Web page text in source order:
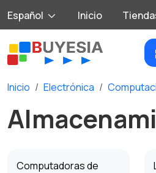
Español Inicio
Inicio Electrónica
Computadoras de